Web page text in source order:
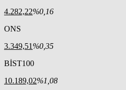
4.282,22%0,16
ONS
3.349,51 %0,35
BİST100
10.189,02%1,08